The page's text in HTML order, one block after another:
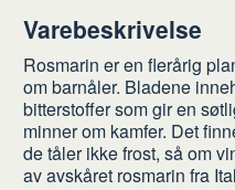
Varebeskrivelse
Rosmarin er en flerårig
om barnåler. Bladene
bitterstoffer som gir en
minner om kamfer. Det
de tåler ikke frost, så om
av avskåret rosmarin fra